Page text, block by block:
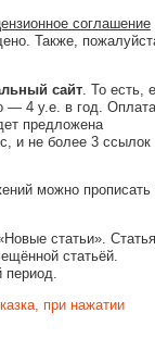
соглашение
Также,
сайт . То есть,
— 4 у.е. в год. Оплата
предложена
и не более 3 ссылок
можно прописать
статьи». Статья
статьёй.
период.
при нажатии